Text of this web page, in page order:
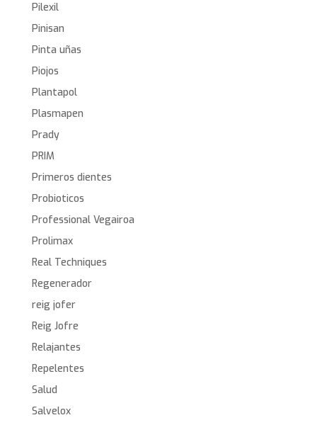
Pilexil
Pinisan
Pinta uñas
Piojos
Plantapol
Plasmapen
Prady
PRIM
Primeros dientes
Probioticos
Professional Vegairoa
Prolimax
Real Techniques
Regenerador
reig jofer
Reig Jofre
Relajantes
Repelentes
Salud
Salvelox